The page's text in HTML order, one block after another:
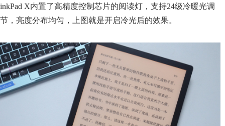
inkPad X内置了高精度控制芯片的阅读灯，支持24级冷暖光调
节，亮度分布均匀，上图就是开启冷光后的效果。